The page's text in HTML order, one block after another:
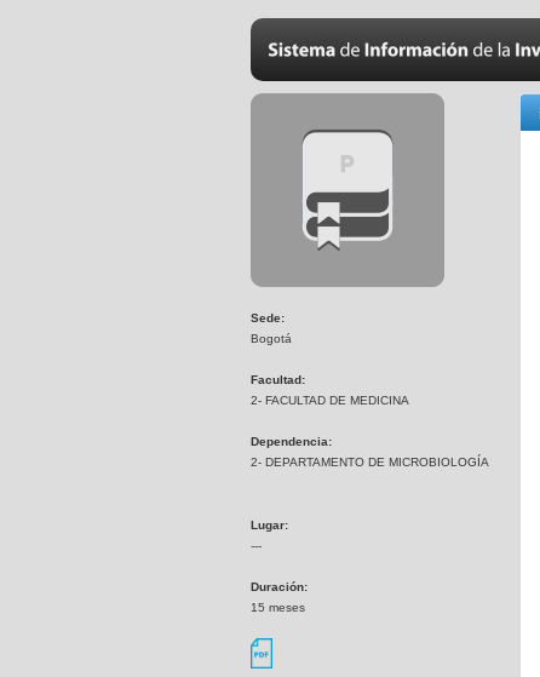
Sede:
Bogotá
Facultad:
2- FACULTAD DE MEDICINA
Dependencia:
2- DEPARTAMENTO DE MICROBIOLOGÍA
Lugar:
---
Duración:
15 meses